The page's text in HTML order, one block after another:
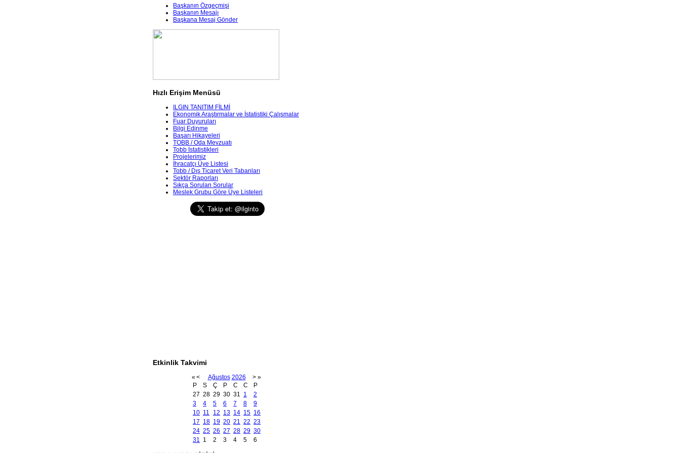
Başkanın Özgeçmişi
Başkanın Mesajı
Başkana Mesaj Gönder
Hızlı Erişim Menüsü
ILGIN TANITIM FİLMİ
Ekonomik Araştırmalar ve İstatistiki Çalışmalar
Fuar Duyuruları
Bilgi Edinme
Başarı Hikayeleri
TOBB / Oda Mevzuatı
Tobb İstatistikleri
Projelerimiz
İhracatçı Üye Listesi
Tobb / Dış Ticaret Veri Tabanları
Sektör Raporları
Sıkça Sorulan Sorular
Meslek Grubu Göre Üye Listeleri
Etkinlik Takvimi
« < Ağustos 2026 > »
P
S Ç P C C
P
27 28 29 30 31 1
2
3
4 5 6 7 8
9
10 11 12 13 14 15 16
17 18 19 20 21 22 23
24 25 26 27 28 29 30
31 1 2 3 4 5 6